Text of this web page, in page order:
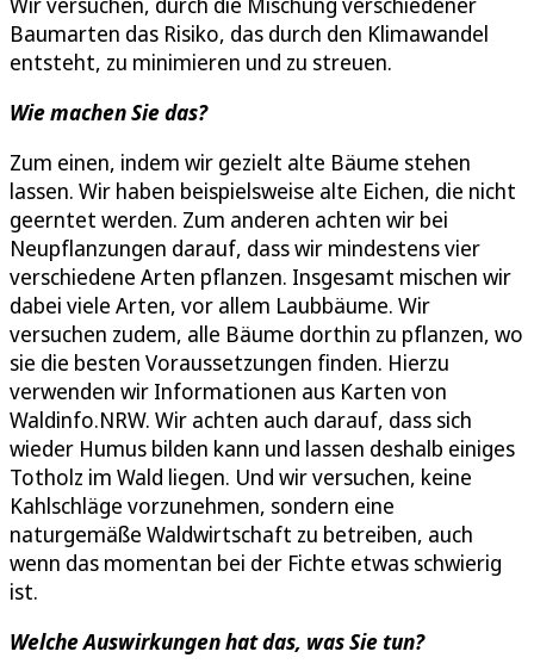
Baumarten das Risiko, das durch den Klimawandel
entsteht, zu minimieren und zu streuen.
Wie machen Sie das?
Zum einen, indem wir gezielt alte Bäume stehen
lassen. Wir haben beispielsweise alte Eichen, die nicht
geerntet werden. Zum anderen achten wir bei
Neupflanzungen darauf, dass wir mindestens vier
verschiedene Arten pflanzen. Insgesamt mischen wir
dabei viele Arten, vor allem Laubbäume. Wir
versuchen zudem, alle Bäume dorthin zu pflanzen, wo
sie die besten Voraussetzungen finden. Hierzu
verwenden wir Informationen aus Karten von
Waldinfo.NRW. Wir achten auch darauf, dass sich
wieder Humus bilden kann und lassen deshalb einiges
Totholz im Wald liegen. Und wir versuchen, keine
Kahlschläge vorzunehmen, sondern eine
naturgemäße Waldwirtschaft zu betreiben, auch
wenn das momentan bei der Fichte etwas schwierig
ist.
Welche Auswirkungen hat das, was Sie tun?